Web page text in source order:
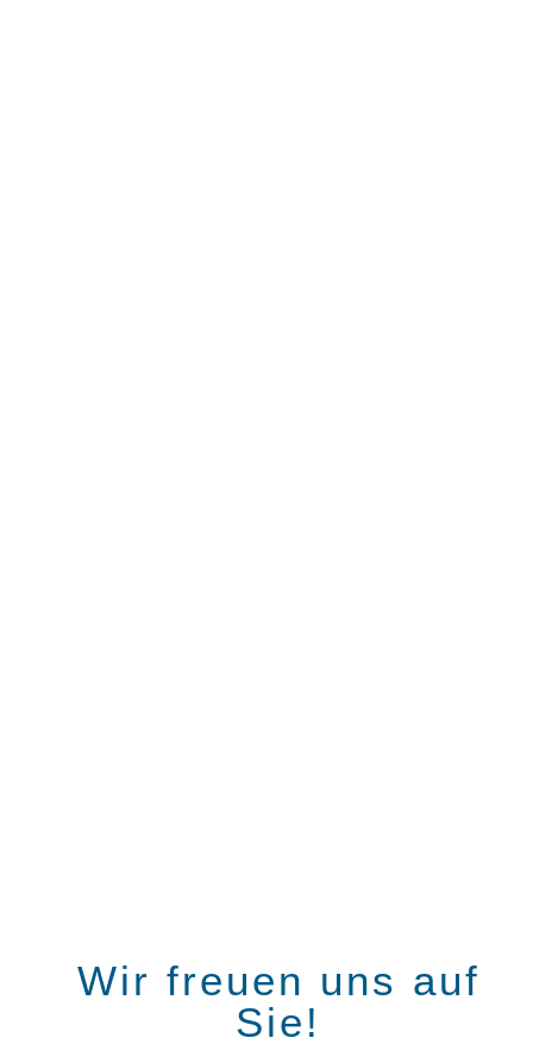
Wir freuen uns auf
Sie!